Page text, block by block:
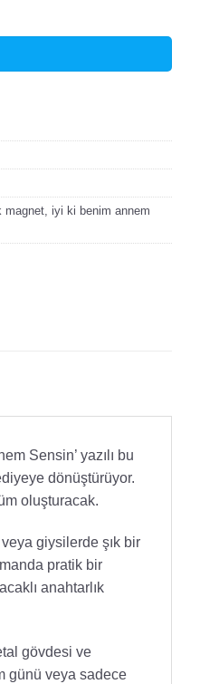
magnet
iyi ki benim annem
Sensin’ yazılı bu
dönüştürüyor.
oluşturacak.
giysilerde şık bir
pratik bir
anahtarlık
gövdesi ve
günü veya sadece